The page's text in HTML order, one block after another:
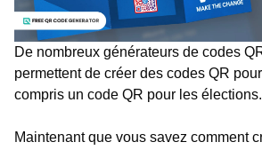
De nombreux générateurs de codes
permettent de créer des codes QR
compris un code QR pour les élections.
Maintenant que vous savez comment